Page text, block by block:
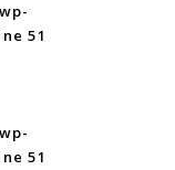
51
51